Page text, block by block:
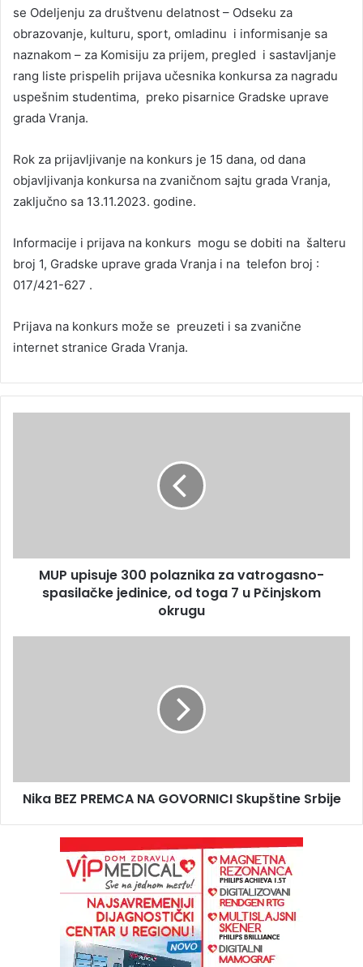
se Odeljenju za društvenu delatnost – Odseku za
obrazovanje, kulturu, sport, omladinu i informisanje sa
naznakom – za Komisiju za prijem, pregled i sastavljanje
rang liste prispelih prijava učesnika konkursa za nagradu
uspešnim studentima, preko pisarnice Gradske uprave
grada Vranja.
Rok za prijavljivanje na konkurs je 15 dana, od dana
objavljivanja konkursa na zvaničnom sajtu grada Vranja,
zaključno sa 13.11.2023. godine.
Informacije i prijava na konkurs mogu se dobiti na šalteru
broj 1, Gradske uprave grada Vranja i na telefon broj :
017/421-627 .
Prijava na konkurs može se preuzeti i sa zvanične
internet stranice Grada Vranja.
MUP upisuje 300 polaznika za vatrogasno-
spasilačke jedinice, od toga 7 u Pčinjskom
okrugu
Nika BEZ PREMCA NA GOVORNICI Skupštine Srbije